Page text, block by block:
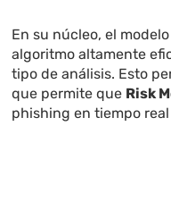
En su núcleo, el
algoritmo altamente
tipo de análisis. Esto
que permite que Risk
phishing en tiempo